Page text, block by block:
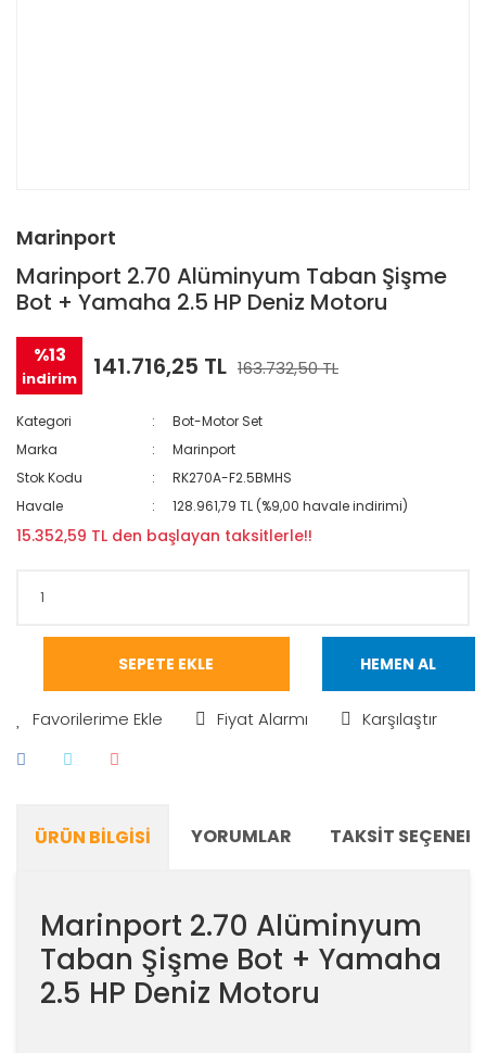
Marinport
Marinport 2.70 Alüminyum Taban Şişme
Bot + Yamaha 2.5 HP Deniz Motoru
%13
indirim 141.716,25 TL 163.732,50 TL
Kategori
Bot-Motor Set
Marka
Marinport
Stok Kodu
RK270A-F2.5BMHS
Havale
128.961,79 TL (%9,00 havale indirimi)
15.352,59 TL den başlayan taksitlerle!!
SEPETE EKLE HEMEN AL
Fiyat Alarmı Karşılaştır
ÜRÜN BILGISI YORUMLAR TAKSIT
Marinport 2.70 Alüminyum
Taban Şişme Bot + Yamaha
2.5 HP Deniz Motoru